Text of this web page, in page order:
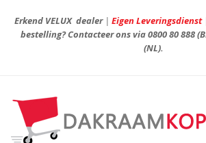
Erkend VELUX dealer| Eigen Leveringsdienst
bestelling? Contacteer ons via0800 80 888
(NL).